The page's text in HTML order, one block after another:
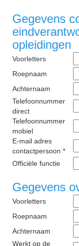
Gegevens
opleidingen
Voorletters
Roepnaam
Achternaam
Telefoonnummer
direct
Telefoonnummer
mobiel
E-mail adres
contactpersoon *
Officiële functie
Gegevens
Voorletters
Roepnaam
Achternaam
Werkt op de